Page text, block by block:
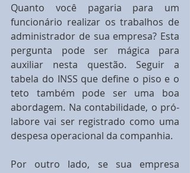
Quanto você pagaria para um
funcionário realizar os trabalhos de
administrador de sua empresa? Esta
pergunta pode ser mágica para
auxiliar nesta questão. Seguir a
tabela do INSS que define o piso e o
teto também pode ser uma boa
abordagem. Na contabilidade, o pró-
labore vai ser registrado como uma
despesa operacional da companhia.
Por outro lado, se sua empresa